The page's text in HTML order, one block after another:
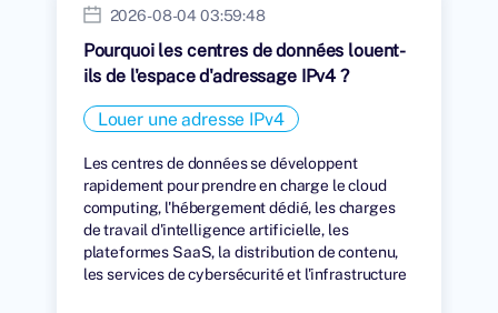
2026-08-04 03:59:48
Pourquoi les centres de données louent-
ils de l'espace d'adressage IPv4 ?
Louer une adresse IPv4
Les centres de données se développent
rapidement pour prendre en charge le cloud
computing, l'hébergement dédié, les charges
de travail d'intelligence artificielle, les
plateformes SaaS, la distribution de contenu,
les services de cybersécurité et l'infrastructure